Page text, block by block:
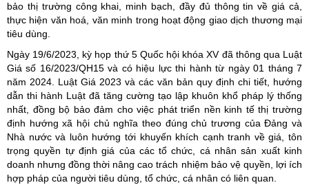
bảo thị trường công khai, minh bạch, đầy đủ thông tin về giá cả,
thực hiện văn hoá, văn minh trong hoạt động giao dịch thương mại
tiêu dùng.
Ngày 19/6/2023, kỳ họp thứ 5 Quốc hội khóa XV đã thông qua Luật
Giá số 16/2023/QH15 và có hiệu lực thi hành từ ngày 01 tháng 7
năm 2024. Luật Giá 2023 và các văn bản quy định chi tiết, hướng
dẫn thi hành Luật đã tăng cường tạo lập khuôn khổ pháp lý thống
nhất, đồng bộ bảo đảm cho việc phát triển nền kinh tế thị trường
định hướng xã hội chủ nghĩa theo đúng chủ trương của Đảng và
Nhà nước và luôn hướng tới khuyến khích cạnh tranh về giá, tôn
trọng quyền tự định giá của các tổ chức, cá nhân sản xuất kinh
doanh nhưng đồng thời nâng cao trách nhiệm bảo vệ quyền, lợi ích
hợp pháp của người tiêu dùng, tổ chức, cá nhân có liên quan.